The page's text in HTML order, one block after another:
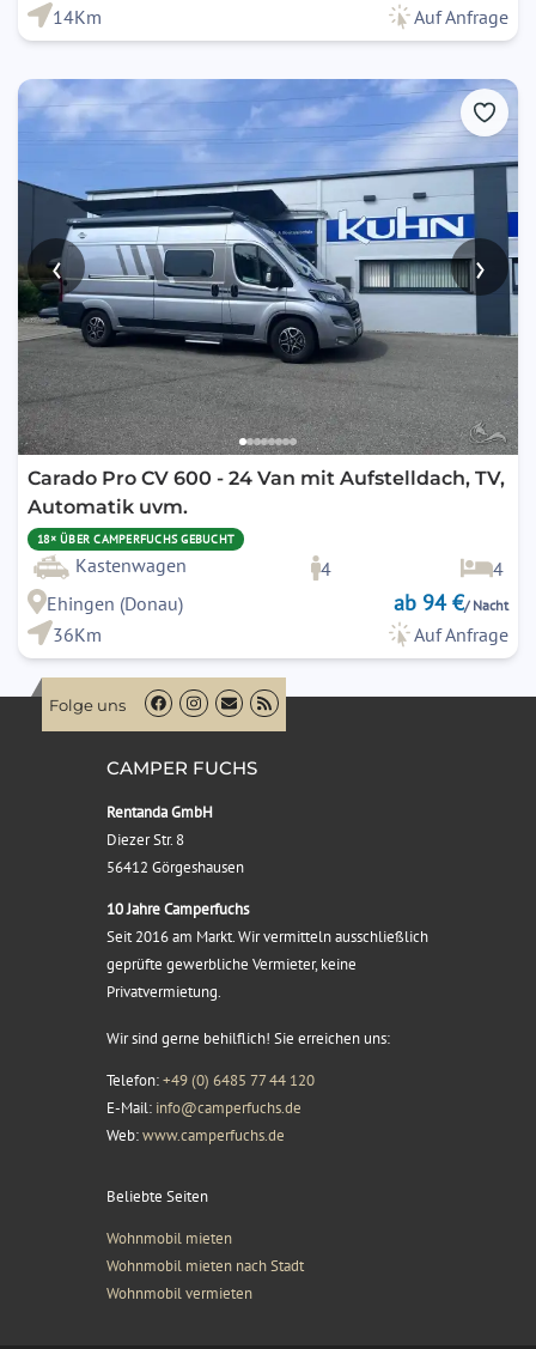
14Km Auf Anfrage
‹ ›
Carado Pro CV 600 - 24 Van mit Aufstelldach, TV,
Automatik uvm.
18× ÜBER CAMPERFUCHS GEBUCHT
Kastenwagen 4
4
Ehingen (Donau)
ab 94 €/ Nacht
36Km Auf Anfrage
Folge uns
CAMPER FUCHS
Rentanda GmbH
Diezer Str. 8
56412 Görgeshausen
10 Jahre Camperfuchs
Seit 2016 am Markt. Wir vermitteln ausschließlich
geprüfte gewerbliche Vermieter, keine
Privatvermietung.
Wir sind gerne behilflich! Sie erreichen uns:
Telefon:+49 (0) 6485 77 44 120
E-Mail: info@camperfuchs.de
Web:www.camperfuchs.de
Beliebte Seiten
Wohnmobil mieten
Wohnmobil mieten nach Stadt
Wohnmobil vermieten